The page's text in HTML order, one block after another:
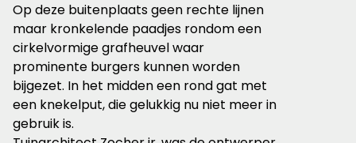
Op deze buitenplaats geen rechte lijnen
maar kronkelende paadjes rondom een
cirkelvormige grafheuvel waar
prominente burgers kunnen worden
bijgezet. In het midden een rond gat met
een knekelput, die gelukkig nu niet meer in
gebruik is.